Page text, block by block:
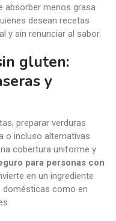
absorber menos grasa
desean recetas
y sin renunciar al sabor.
gluten:
y
preparar verduras
o incluso alternativas
cobertura uniforme y
para personas con
en un ingrediente
domésticas como en